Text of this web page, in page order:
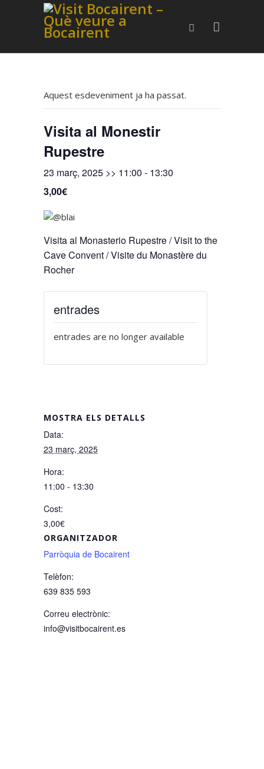
Aquest esdeveniment ja ha passat.
Visita al Monestir
Rupestre
23 març, 2025 >> 11:00 - 13:30
3,00€
Visita al Monasterio Rupestre / Visit to the
Cave Convent / Visite du Monastère du
Rocher
MOSTRA ELS DETALLS
Data:
23 març, 2025
Hora:
11:00 - 13:30
Cost:
3,00€
ORGANITZADOR
Parròquia de Bocairent
Telèfon:
639 835 593
Correu electrònic:
info@visitbocairent.es
entrades
entrades are no longer available